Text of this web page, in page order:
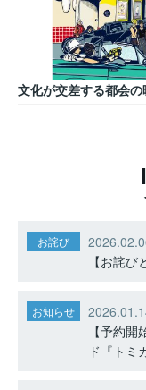
文化が交差する都会の
お詫び
【お詫
お知らせ
【予約
ド『トミ